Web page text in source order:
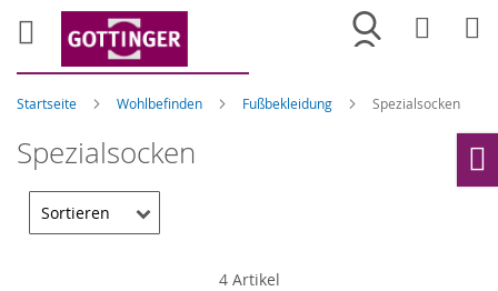
Merkliste
Startseite Wohlbefinden Fußbekleidung Spezialsocken
Spezialsocken
4Artikel